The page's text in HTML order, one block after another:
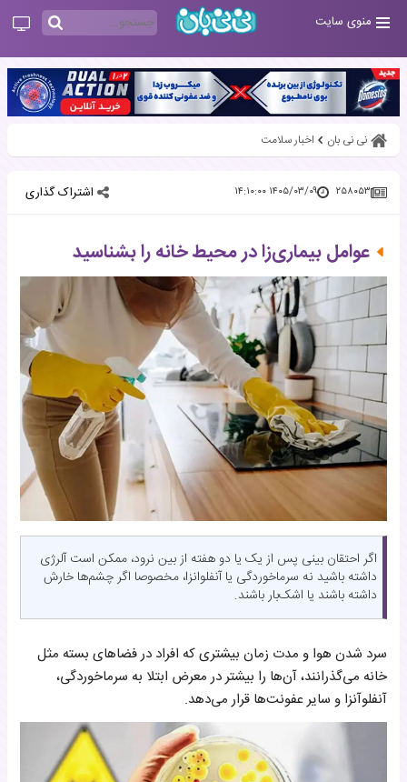
منوی سایت
نی نی بان اخبار سلامت
۲۵۸۰۵۳ ۱۴۰۵/۰۳/۰۹ ۱۴:۱۰:۰۰ اشتراک گذاری
عوامل بیماری‌زا در محیط خانه را بشناسید
اگر احتقان بینی پس از یک یا دو هفته از بین نرود، ممکن است آلرژی
داشته باشید نه سرماخوردگی یا آنفلوانزا، مخصوصا اگر چشم‌ها خارش
داشته باشند یا اشک‌بار باشند.
سرد شدن هوا و مدت زمان بیشتری که افراد در فضاهای بسته مثل
خانه می‌گذرانند، آن‌ها را بیشتر در معرض ابتلا به سرماخوردگی،
آنفلوآنزا و سایر عفونت‌ها قرار می‌دهد.